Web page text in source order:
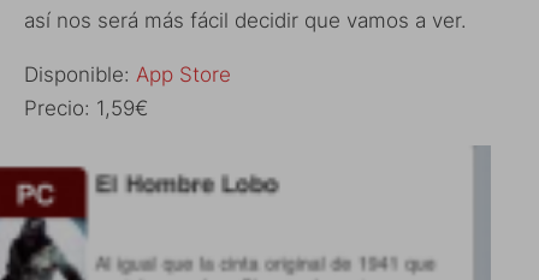
así nos será más fácil decidir que vamos a ver.
Disponible: App Store
Precio: 1,59€